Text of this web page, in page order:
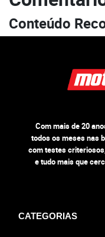
Conteúdo
Com mais de 20
todos os meses nas
com testes
e tudo mais que
CATEGORIAS